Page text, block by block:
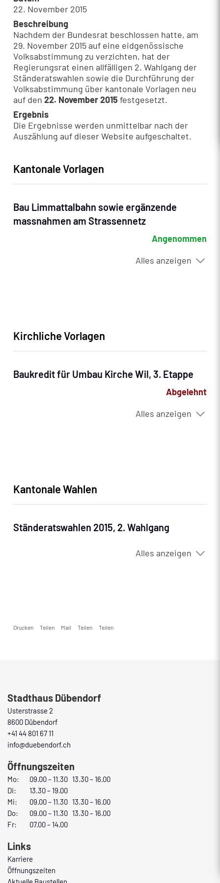
22. November 2015
Beschreibung
Nachdem der Bundesrat beschlossen hatte, am
29. November 2015 auf eine eidgenössische
Volksabstimmung zu verzichten, hat der
Regierungsrat einen allfälligen 2. Wahlgang der
Ständeratswahlen sowie die Durchführung der
Volksabstimmung über kantonale Vorlagen neu
auf den 22. November 2015 festgesetzt.
Ergebnis
Die Ergebnisse werden unmittelbar nach der
Auszählung auf dieser Website aufgeschaltet.
Kantonale Vorlagen
Bau Limmattalbahn sowie ergänzende
massnahmen am Strassennetz
Angenommen
Alles anzeigen
Kirchliche Vorlagen
Baukredit für Umbau Kirche Wil, 3. Etappe
Abgelehnt
Alles anzeigen
Kantonale Wahlen
Ständeratswahlen 2015, 2. Wahlgang
Alles anzeigen
Drucken Teilen Mail Teilen Teilen
Stadthaus Dübendorf
Usterstrasse 2
8600 Dübendorf
+41 44 801 67 11
info@duebendorf.ch
Öffnungszeiten
Mo:
09.00 – 11.30 13.30 – 16.00
Di:
13.30 – 19.00
Mi:
09.00 – 11.30 13.30 – 16.00
Do:
09.00 – 11.30 13.30 – 16.00
Fr:
07.00 – 14.00
Links
Karriere
Öffnungszeiten